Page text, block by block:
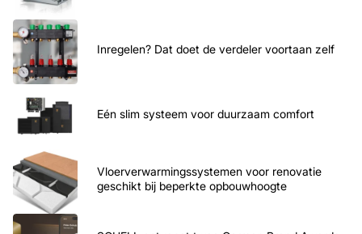
Inregelen? Dat doet de verdeler voortaan zelf
Eén slim systeem voor duurzaam comfort
Vloerverwarmingssystemen voor renovatie
geschikt bij beperkte opbouwhoogte